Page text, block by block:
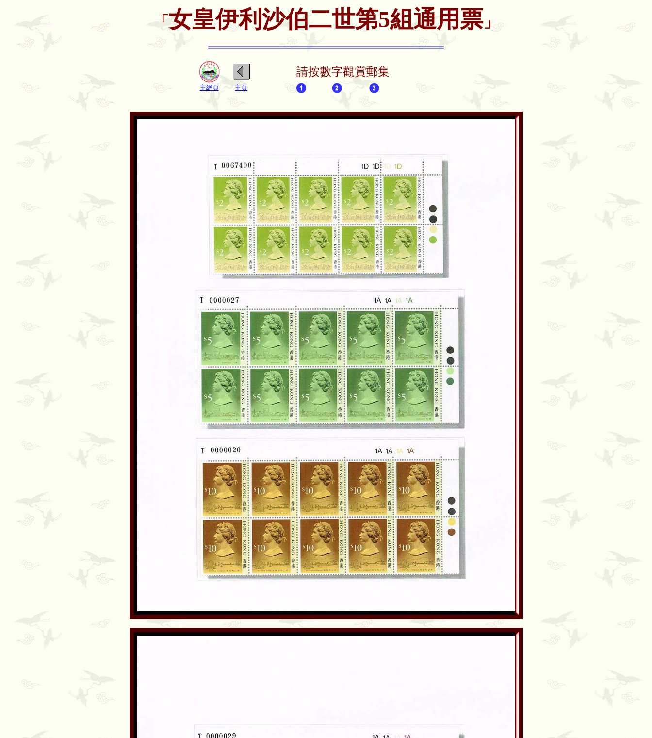
「 女皇伊利沙伯二世第5組通用票」
請按數字觀賞郵集
主網頁 主頁